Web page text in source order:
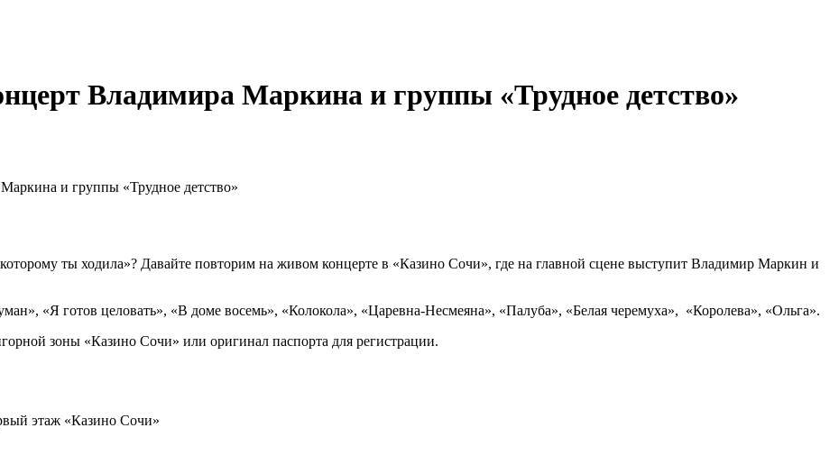
Владимира Маркина и группы «Трудное детство»
и группы «Трудное детство»
ты ходила»? Давайте повторим на живом концерте в «Казино Сочи», где на главной сцене выступит Владимир Маркин и
«Я готов целовать», «В доме восемь», «Колокола», «Царевна-Несмеяна», «Палуба», «Белая черемуха», «Королева», «Ольга».
зоны «Казино Сочи» или оригинал паспорта для регистрации.
этаж «Казино Сочи»